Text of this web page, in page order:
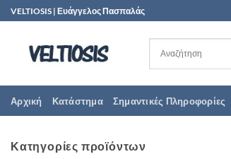
Μετάβαση
στο
περιεχόμενο
VELTIOSIS | Ευάγγελος Πασπαλάς
Αρχική Κατάστημα Σημαντικές Πληροφορίες
Κατηγορίες προϊόντων